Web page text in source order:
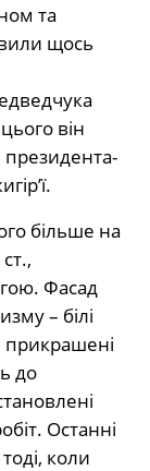
та
щось
він
президента-
більше на
Фасад
– білі
прикрашені
до
Останні
коли